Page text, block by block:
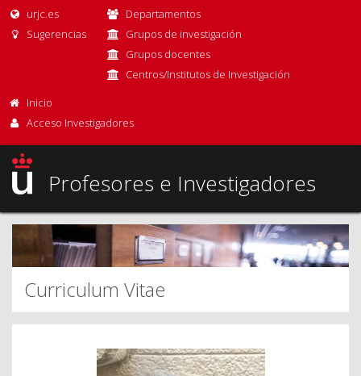
urjc.es
Sugerencias
Departamentos
Grupos de investigación
Grupos docentes
Centros/Institutos de Investigación
Inicio
Acceso Investigadores
Profesores e Investigadores
Curriculum Vitae